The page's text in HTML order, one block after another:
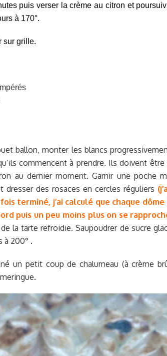
puis verser la crème au citron et
à 170°.
sur grille.
ballon, monter les blancs
commencent à prendre. Ils doivent être
au dernier moment. Garnir une poche
dresser des rosaces en cercles réguliers
terminé, j’ai calculé que chaque
puis un peu moins plus on se
la tarte refroidie. Saupoudrer de sucre
à 200° .
un petit coup de chalumeau (à crème